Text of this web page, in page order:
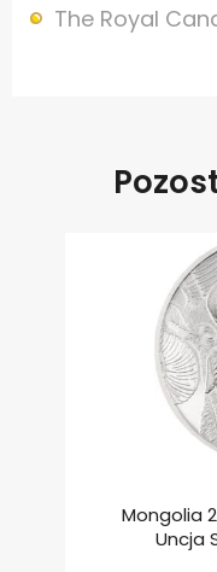
The Royal
Mongolia
Uncja